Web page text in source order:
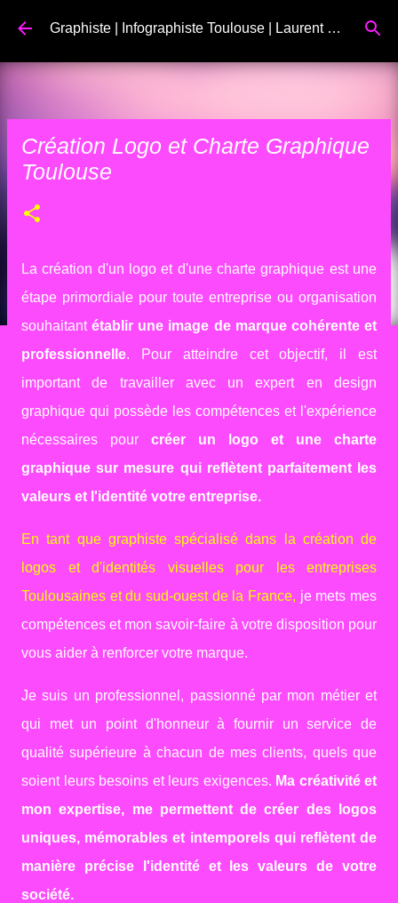
Accéder au contenu principal Graphiste | Infographiste Toulouse | Laurent Bayot
Création Logo et Charte Graphique
Toulouse
La création d'un logo et d'une charte graphique est une
étape primordiale pour toute entreprise ou organisation
souhaitantétablir une image de marque cohérente et
professionnelle. Pour atteindre cet objectif, il est
important de travailler avec un expert en design
graphique qui possède les compétences et l'expérience
nécessaires pour créer un logo et une charte
graphique sur mesure qui reflètent parfaitement les
valeurs et l'identité votre entreprise.
En tant que graphiste spécialisé dans la création de
logos et d'identités visuelles pour les entreprises
Toulousaines et du sud-ouest de la France, je mets mes
compétences et mon savoir-faire à votre disposition pour
vous aider à renforcer votre marque.
Je suis un professionnel, passionné par mon métier et
qui met un point d'honneur à fournir un service de
qualité supérieure à chacun de mes clients, quels que
soient leurs besoins et leurs exigences. Ma créativité et
mon expertise, me permettent de créer des logos
uniques, mémorables et intemporels qui reflètent de
manière précise l'identité et les valeurs de votre
société.